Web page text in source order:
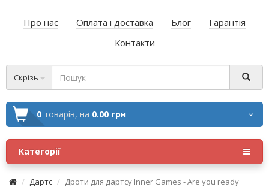
Про нас Оплата і доставка Блог
Гарантія
Контакти
Скрізь
0 товарів, на 0.00 грн
Категорії
Дартс Дроти для дартсу Inner Games - Are you ready